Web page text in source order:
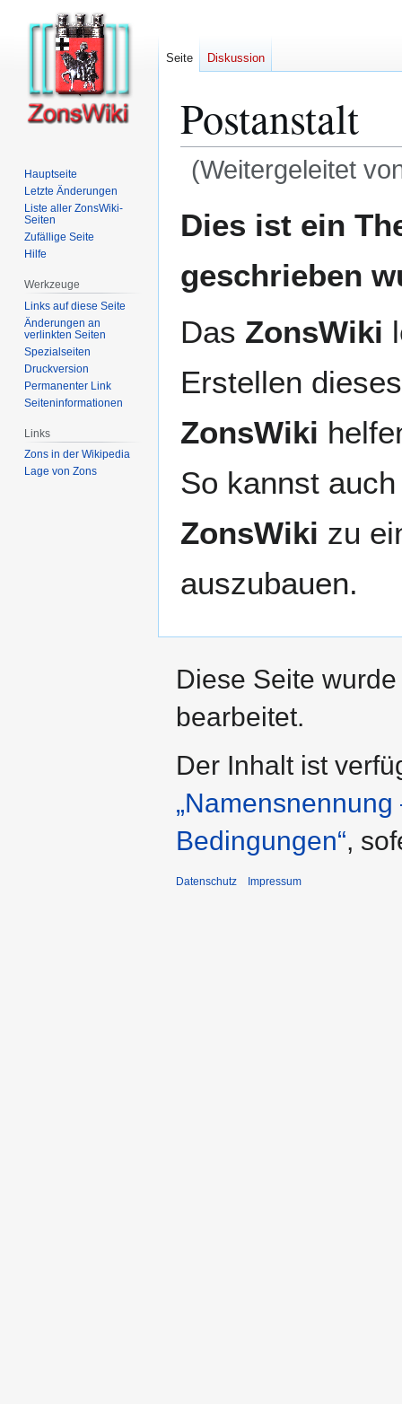
Postanstalt
(Weitergeleitet
Navigation
Suche
Dies ist ein
geschrieben
Das ZonsWiki
Erstellen
ZonsWiki
So kannst
ZonsWiki zu
auszubauen.
Seite Diskussion
Hauptseite
Letzte Änderungen
Liste aller ZonsWiki-
Seiten
Zufällige Seite
Hilfe
Werkzeuge
Links auf diese Seite
Änderungen an
verlinkten Seiten
Spezialseiten
Druckversion
Permanenter Link
Seiten­­informationen
Links
Zons in der Wikipedia
Lage von Zons
Diese Seite
bearbeitet.
Der Inhalt ist
Bedingungen“,
Datenschutz Impressum